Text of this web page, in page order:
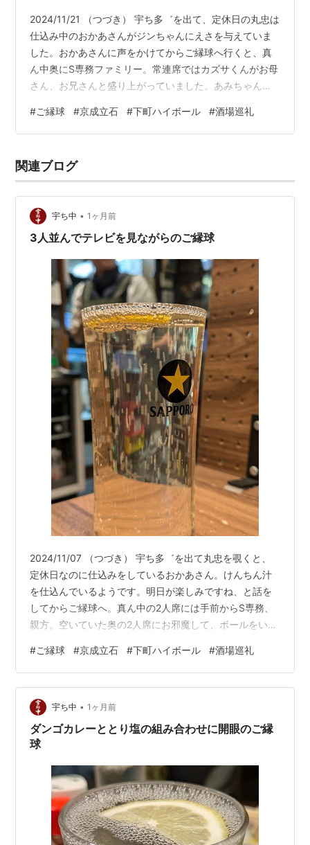
2024/11/21 （つづき） 宇ち多゛を出て、定休日の丸忠は
仕込み中のおかあさんがジンちゃんにえさを与えていま
した。おかあさんに声をかけてからご縁球へ行くと、真
ん中奥にS専務ファミリー。常連席ではカズサくんがお母
さん、お兄さんと盛り上がっていました。あみちゃんか
はクラッカーなしで。 チリビーンズ、美味しいですね
え。ボールが空いてしまい、2杯目をいただきます。 あ
ダがありますと。いただきましょう。 マッシュしたカボ
チャのサラダ、美味しいですねえ。残っていたチリビー
#ご縁球 #京成立石 #下町ハイボール #酒場巡礼
関連ブログ
宇ち中 • 1ヶ月前
3人並んでテレビを見ながらのご縁球
2024/11/07 （つづき） 宇ち多゛を出て丸忠を覗くと、
定休日なのに仕込みをしているおかあさん。けんちん汁
を仕込んでいるようです。明日が楽しみですね、と話を
してからご縁球へ。真ん中の2人席には手前からS専務、
親方。空いていた奥の2人席にお邪魔して、ボールをいた
ーなしでいただきます。 美味しいですねえ。テレビでは
パトカーが犯人を追う映像。3人並んでテレビに見入りま
す。ボールを呑み干し、2つ目に突入。 S専務はおうちで
ご飯が待っているとのことでお会計。チリビーンズを平
らげ、大根とテバと玉子の煮物をいただきます。 美味し
いですねえ。親方とテレ…
#ご縁球 #京成立石 #下町ハイボール #酒場巡礼
宇ち中 • 1ヶ月前
ダンゴカレーととり塩の組み合わせに開眼のご縁
球